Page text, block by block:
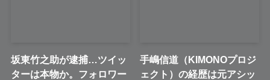
坂東竹之助が逮捕…ツイッ
ターは本物か。フォロワー
手嶋信道（KIMONOプロジ
ェクト）の経歴は元アシッ